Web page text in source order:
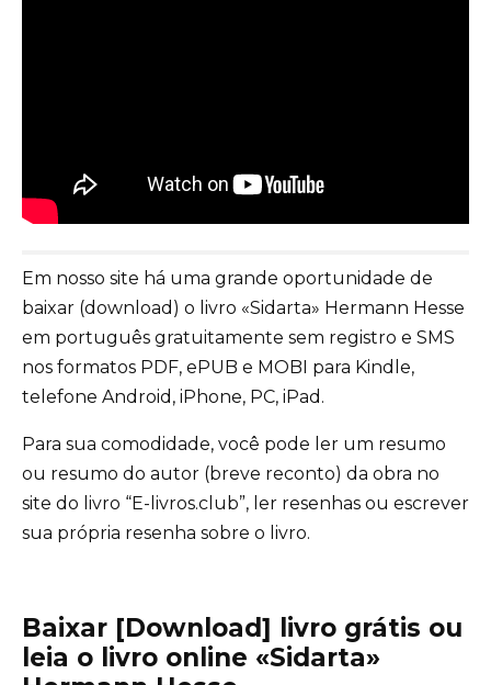
Em nosso site há uma grande oportunidade de
baixar (download) o livro «Sidarta» Hermann Hesse
em português gratuitamente sem registro e SMS
nos formatos PDF, ePUB e MOBI para Kindle,
telefone Android, iPhone, PC, iPad.
Para sua comodidade, você pode ler um resumo
ou resumo do autor (breve reconto) da obra no
site do livro “E-livros.club”, ler resenhas ou escrever
sua própria resenha sobre o livro.
Baixar [Download] livro grátis ou
leia o livro online «Sidarta»